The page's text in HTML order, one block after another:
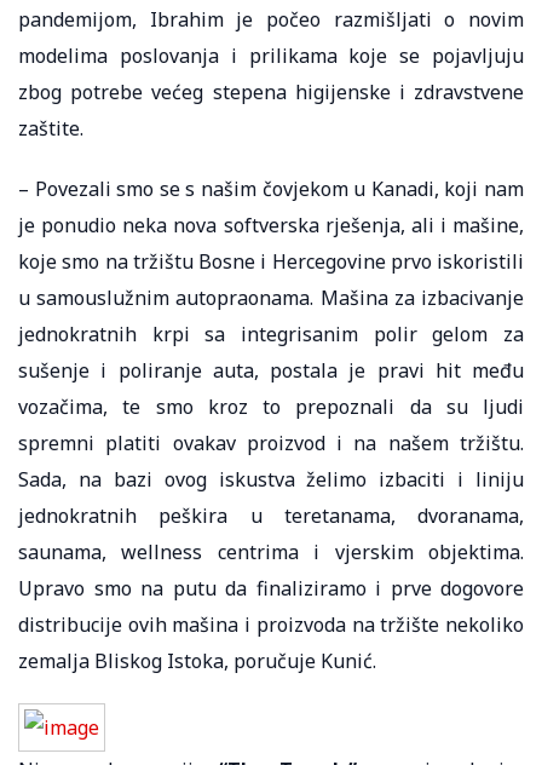
pandemijom, Ibrahim je počeo razmišljati o novim
modelima poslovanja i prilikama koje se pojavljuju
zbog potrebe većeg stepena higijenske i zdravstvene
zaštite.
– Povezali smo se s našim čovjekom u Kanadi, koji nam
je ponudio neka nova softverska rješenja, ali i mašine,
koje smo na tržištu Bosne i Hercegovine prvo iskoristili
u samouslužnim autopraonama. Mašina za izbacivanje
jednokratnih krpi sa integrisanim polir gelom za
sušenje i poliranje auta, postala je pravi hit među
vozačima, te smo kroz to prepoznali da su ljudi
spremni platiti ovakav proizvod i na našem tržištu.
Sada, na bazi ovog iskustva želimo izbaciti i liniju
jednokratnih peškira u teretanama, dvoranama,
saunama, wellness centrima i vjerskim objektima.
Upravo smo na putu da finaliziramo i prve dogovore
distribucije ovih mašina i proizvoda na tržište nekoliko
zemalja Bliskog Istoka, poručuje Kunić.